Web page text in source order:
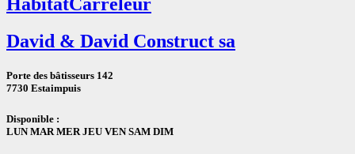
HabitatCarreleur
David & David Construct sa
Porte des bâtisseurs 142
7730 Estaimpuis
Disponible :
LUN MAR MER JEU VEN SAM DIM